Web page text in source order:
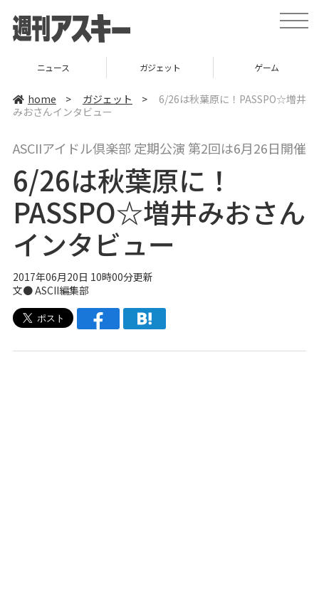
t
o
a
v
t
ニュース ガジェット ゲーム
home > ガジェット >
6/26は秋葉原に！PASSPO☆増井
みおさんインタビュー
ASCIIアイドル倶楽部 定期公演 第2回は6月26日開催
6/26は秋葉原に！
PASSPO☆増井みおさん
インタビュー
2017年06月20日 10時00分更新
文● ASCII編集部